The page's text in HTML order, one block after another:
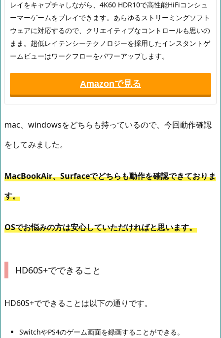
レイをキャプチャしながら、4K60 HDR10で高性能HiFiコンシュ
ーマーゲームをプレイできます。あらゆるストリーミングソフト
ウェアに対応するので、クリエイティブなコントロールも思いの
まま。超低レイテンシーテクノロジーを採用したインスタントゲ
ームビューはワークフローをパワーアップします。
Amazonで見る
mac、windowsをどちらも持っているので、今回動作確認
をしてみました。
MacBookAir、Surfaceでどちらも動作を確認できておりま
す。
OSでお悩みの方は安心していただければと思います。
HD60S+でできること
HD60S+でできることは以下の通りです。
SwitchやPS4のゲーム画面を録画することができる。